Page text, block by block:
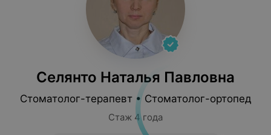
Селянто Наталья Павловна
Стоматолог-терапевт • Стоматолог-ортопед
Стаж 4 года